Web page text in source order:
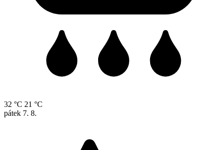
32 °C 21 °C
pátek 7. 8.